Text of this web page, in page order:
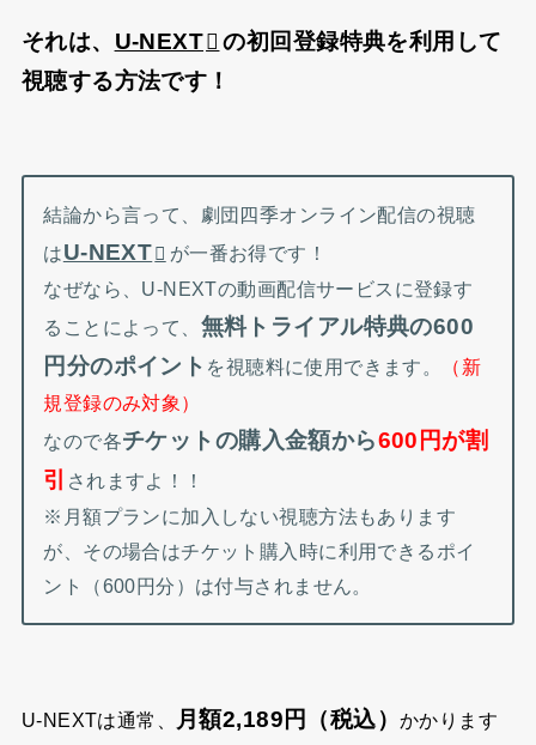
それは、 U-NEXT
の初回登録特典を利用して
視聴する方法です！
結論から言って、劇団四季オンライン配信の視聴
はU-NEXT
が一番お得です！
なぜなら、U-NEXTの動画配信サービスに登録す
ることによって、 無料トライアル特典の600
円分のポイント を視聴料に使用できます。
（新
規登録のみ対象）
なので各チケットの購入金額から600円が割
引
されますよ！！
※月額プランに加入しない視聴方法もあります
が、その場合はチケット購入時に利用できるポイ
ント（600円分）は付与されません。
U-NEXTは通常、 月額2,189円（税込） かかります